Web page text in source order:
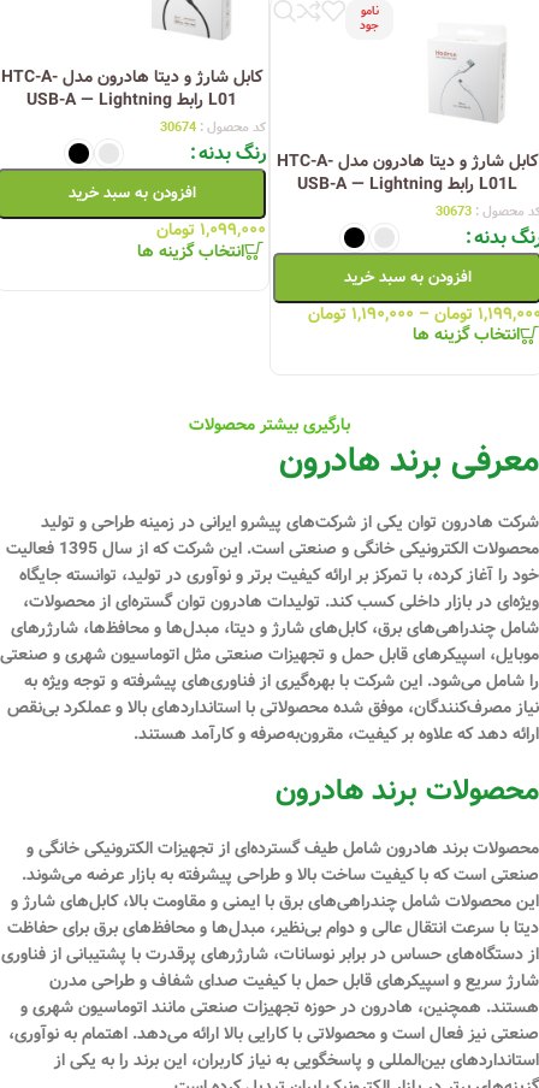
کابل شارژ و دیتا هادرون مدل HTC-A-
L01 رابط USB-A — Lightning
کد محصول : 30674
رنگ بدنه
افزودن به سبد خرید
۱,۰۹۹,۰۰۰ تومان
انتخاب گزینه ها
نامو
جود
کابل شارژ و دیتا هادرون مدل HTC-A-
L01L رابط USB-A — Lightning
محصول : 30673
بدنه
افزودن به سبد خرید
تومان – ۱,۱۹۰,۰۰۰ تومان
انتخاب گزینه ها
بارگیری بیشتر محصولات
معرفی برند هادرون
شرکت هادرون توان یکی از شرکت‌های پیشرو ایرانی در زمینه طراحی و تولید
محصولات الکترونیکی خانگی و صنعتی است. این شرکت که از سال 1395 فعالیت
خود را آغاز کرده، با تمرکز بر ارائه کیفیت برتر و نوآوری در تولید، توانسته جایگاه
ویژه‌ای در بازار داخلی کسب کند. تولیدات هادرون توان گستره‌ای از محصولات،
شامل چندراهی‌های برق،کابل‌های شارژ و دیتا، مبدل‌ها و محافظ‌ها، شارژرهای
موبایل، اسپیکرهای قابل حمل و تجهیزات صنعتی مثل اتوماسیون شهری و صنعتی
را شامل می‌شود. این شرکت با بهره‌گیری از فناوری‌های پیشرفته و توجه ویژه به
نیاز مصرف‌کنندگان، موفق شده محصولاتی با استانداردهای بالا و عملکرد بی‌نقص
ارائه دهد که علاوه بر کیفیت، مقرون‌به‌صرفه و کارآمد هستند.
محصولات برند هادرون
محصولات برند هادرون شامل طیف گسترده‌ای از تجهیزات الکترونیکی خانگی و
صنعتی است که با کیفیت ساخت بالا و طراحی پیشرفته به بازار عرضه می‌شوند.
این محصولات شامل چندراهی‌های برق با ایمنی ومقاومتبالا، کابل‌های شارژ و
دیتا با سرعت انتقال عالی و دوام بی‌نظیر، مبدل‌ها و محافظ‌های برق برای حفاظت
از دستگاه‌های حساس در برابر نوسانات، شارژرهای پرقدرت با پشتیبانی از فناوری
شارژ سریع و اسپیکرهای قابل حمل با کیفیت صدای شفاف و طراحی مدرن
هستند. همچنین، هادرون در حوزه تجهیزات صنعتی مانند اتوماسیون شهری و
صنعتی نیز فعال است و محصولاتی با کارایی بالا ارائه می‌دهد. اهتمام به نوآوری،
استانداردهای بین‌المللی و پاسخگویی به نیاز کاربران، این برند را به یکی از